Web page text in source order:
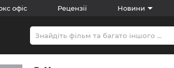
офіс Рецензії Новини